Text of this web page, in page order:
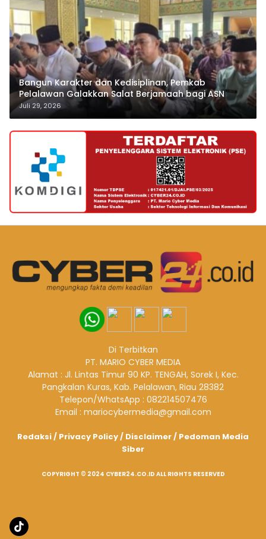
Bangun Karakter dan Kedisiplinan, Pemkab
Pelalawan Galakkan Salat Berjamaah bagi ASN
Juli 29, 2026
Di Terbitkan
PT. MARIO CYBER MEDIA
Alamat : Jl. Lintas Timur 90 KP. TENGAH, Sorek I, Kec.
Pangkalan Kuras, Kab. Pelalawan, Riau 28382
Telepon/WhatsApp : 082214507476
Email : mariocybermedia@gmail.com
Redaksi/ Privacy Policy/ Disclaimer/ Pedoman Media
Siber
COPYRIGHT © 2024 CYBER24.CO.ID ALL RIGHTS RESERVED